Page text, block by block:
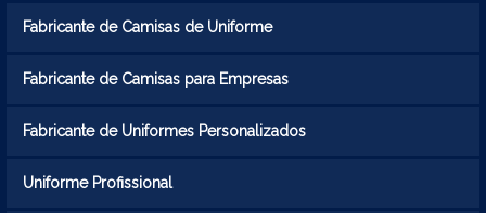
Fabricante de Camisas de Uniforme
Fabricante de Camisas para Empresas
Fabricante de Uniformes Personalizados
Uniforme Profissional